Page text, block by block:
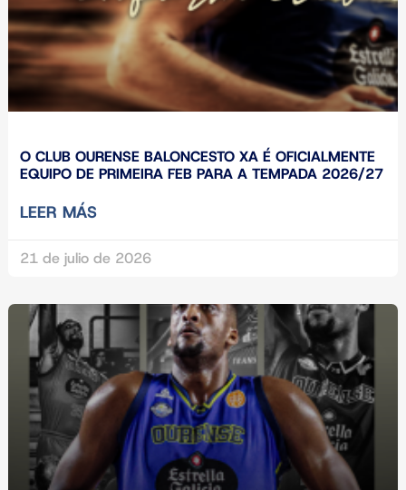
O CLUB OURENSE BALONCESTO XA É OFICIALMENTE
EQUIPO DE PRIMEIRA FEB PARA A TEMPADA 2026/27
LEER MÁS
21 de julio de 2026